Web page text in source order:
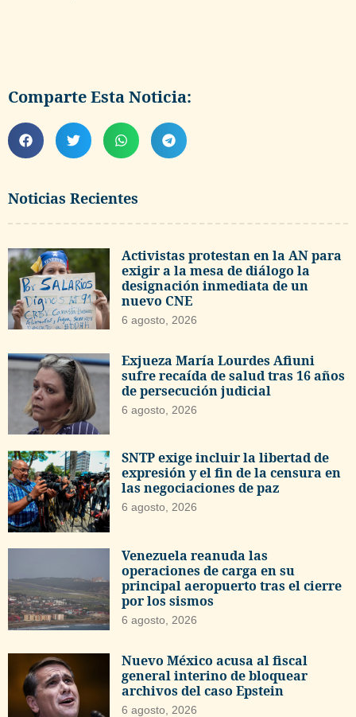
Noticias Recientes
Activistas protestan en la AN para
exigir a la mesa de diálogo la
designación inmediata de un
nuevo CNE
6 agosto, 2026
Exjueza María Lourdes Afiuni
sufre recaída de salud tras 16 años
de persecución judicial
6 agosto, 2026
SNTP exige incluir la libertad de
expresión y el fin de la censura en
las negociaciones de paz
6 agosto, 2026
Venezuela reanuda las
operaciones de carga en su
principal aeropuerto tras el cierre
por los sismos
6 agosto, 2026
Nuevo México acusa al fiscal
general interino de bloquear
archivos del caso Epstein
6 agosto, 2026
Comparte Esta Noticia: